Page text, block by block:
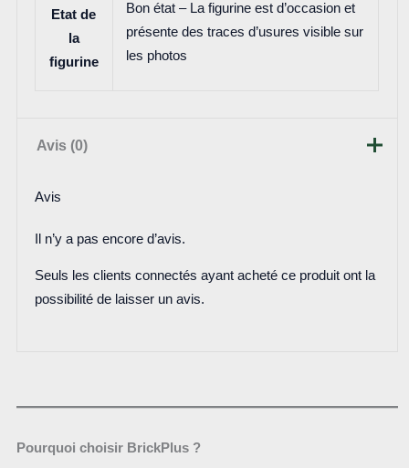
Etat de
la
figurine
Bon état – La figurine est d’occasion et
présente des traces d’usures visible sur
les photos
Avis (0)
Avis
Il n’y a pas encore d’avis.
Seuls les clients connectés ayant acheté ce produit ont la
possibilité de laisser un avis.
Pourquoi choisir BrickPlus ?